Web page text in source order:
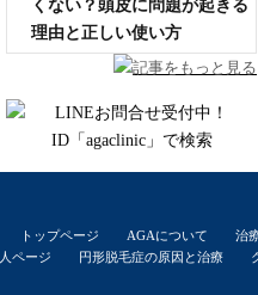
くない？頭皮に問題が起きる
理由と正しい使い方
記事をもっと見る
トップページ AGAについて 治
ページ
円形脱毛症の原因と治療